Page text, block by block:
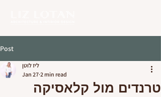
Post
טרנדים מול קלאסיקה
ליז לוטן
Jan 27 2 min read